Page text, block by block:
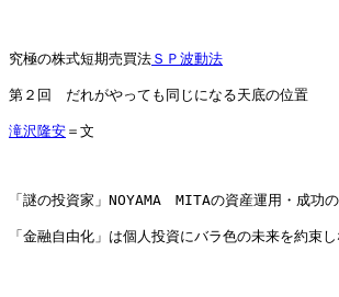
究極の株式短期売買法 ＳＰ波動法
第２回　だれがやっても同じになる天底の位置
滝沢隆安 ＝文
「謎の投資家」NOYAMA　MITAの資産運用・成功
「金融自由化」は個人投資にバラ色の未来を約束